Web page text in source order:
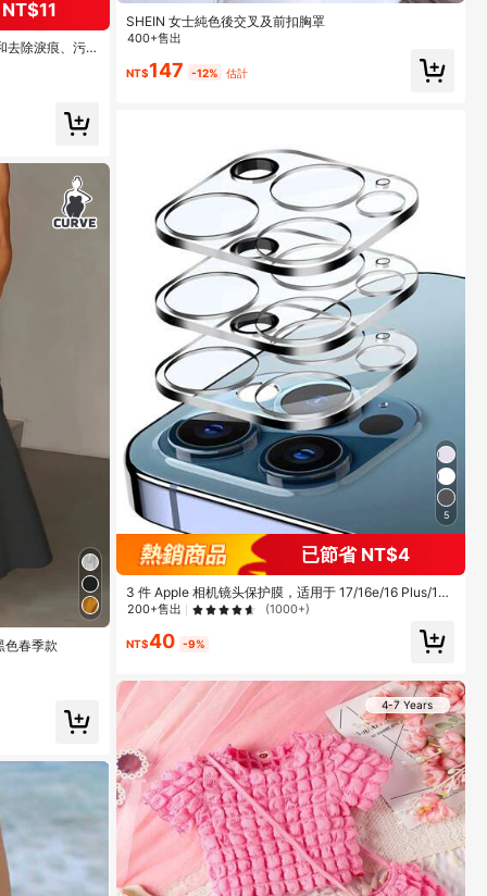
去除淚痕、污
色春季款
SHEIN 女士純色後交叉及前扣胸罩
400+售出
NT$147 -12% 估計
5
已節省 NT$4
3 件 Apple 相机镜头保护膜，适用于 17/16e/16 Plus/16/
16Promax/16Pro/15Promax/15Pro/15/15plus/14Proma
max/12/11/11Pro
200+售出 (1000+)
NT$40 -9%
4-7 Years